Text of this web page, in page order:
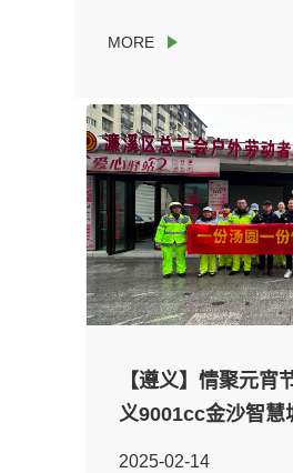
【遵义】情聚元
义9001cc金沙智慧
2025-02-14